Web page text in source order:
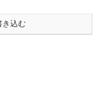
き込む